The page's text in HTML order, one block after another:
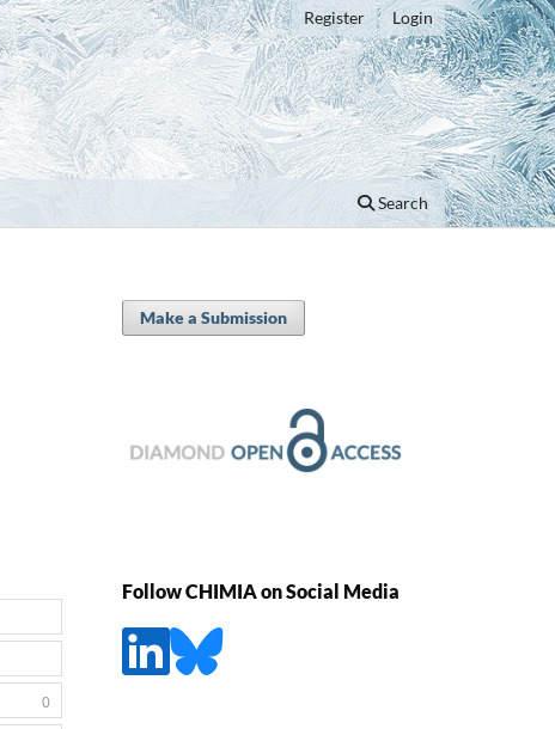
Search
Register Login
0
Make a Submission
Follow CHIMIA on Social Media